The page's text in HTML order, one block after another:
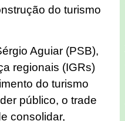
do turismo
Aguiar (PSB),
regionais (IGRs)
do turismo
público, o trade
consolidar,